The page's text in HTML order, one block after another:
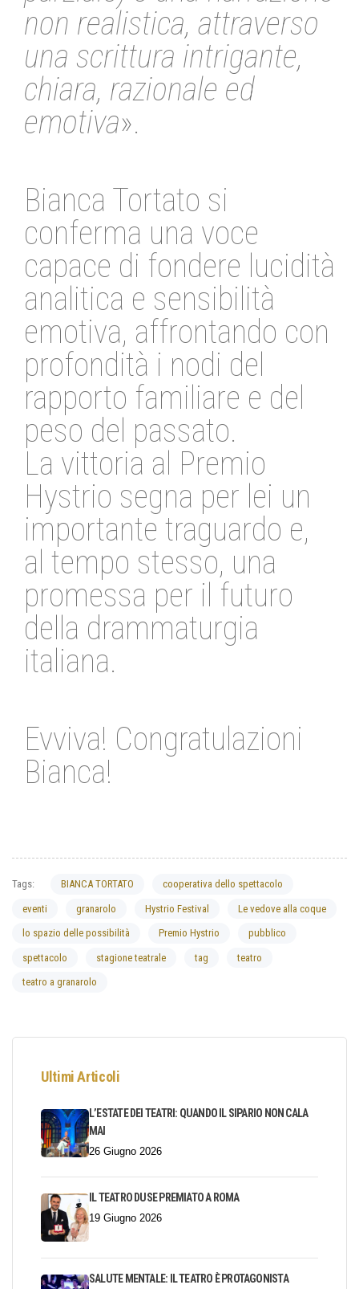
non realistica, attraverso
una scrittura intrigante,
chiara, razionale ed
emotiva».
Bianca Tortato si
conferma una voce
capace di fondere lucidità
analitica e sensibilità
emotiva, affrontando con
profondità i nodi del
rapporto familiare e del
peso del passato.
La vittoria al Premio
Hystrio segna per lei un
importante traguardo e,
al tempo stesso, una
promessa per il futuro
della drammaturgia
italiana.
Evviva! Congratulazioni
Bianca!
Tags: BIANCA TORTATO cooperativa dello spettacolo
eventi granarolo Hystrio Festival Le vedove alla coque
lo spazio delle possibilità Premio Hystrio pubblico
spettacolo stagione teatrale tag teatro
teatro a granarolo
Ultimi Articoli
L’ESTATE DEI TEATRI: QUANDO IL SIPARIO NON CALA
MAI
26 Giugno 2026
IL TEATRO DUSE PREMIATO A ROMA
19 Giugno 2026
SALUTE MENTALE: IL TEATRO È PROTAGONISTA